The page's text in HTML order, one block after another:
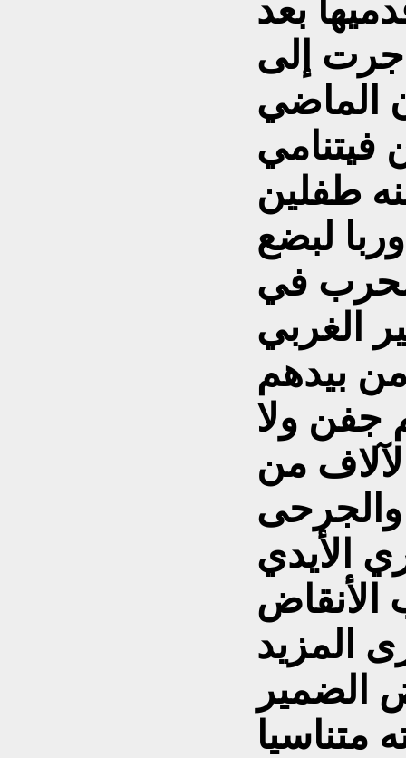
بعد
إلى
الماضي
لبضع
في
الغربي
بيدهم
جفن ولا
من
والجرحى
الأيدي
الأنقاض
المزيد
الضمير
متناسيا